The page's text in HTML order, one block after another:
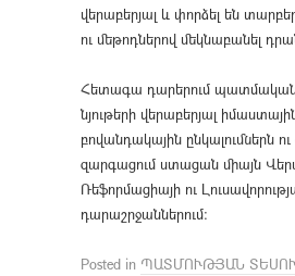
վերաբերյալ և փորձել են
ու մեթոդներով մեկնաբանել
Հետագա դարերում
նյութերի վերաբերյալ
բովանդակային ընկալումներն
զարգացում ստացան միայն
Ռեֆորմացիայի ու
դարաշրջաններում:
Posted in ՊԱՏՄՈՒԹՅԱՆ